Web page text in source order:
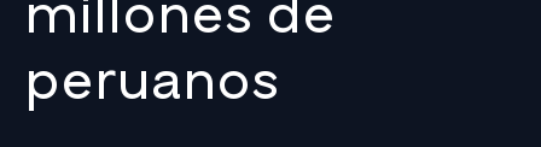
millones de
peruanos